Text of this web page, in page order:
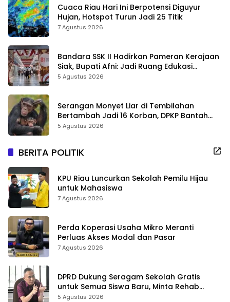
Cuaca Riau Hari Ini Berpotensi Diguyur
Hujan, Hotspot Turun Jadi 25 Titik
7 Agustus 2026
Bandara SSK II Hadirkan Pameran Kerajaan
Siak, Bupati Afni: Jadi Ruang Edukasi
Sejarah Riau
5 Agustus 2026
Serangan Monyet Liar di Tembilahan
Bertambah Jadi 16 Korban, DPKP Bantah
Video Gerombolan Viral
5 Agustus 2026
BERITA POLITIK
KPU Riau Luncurkan Sekolah Pemilu Hijau
untuk Mahasiswa
7 Agustus 2026
Perda Koperasi Usaha Mikro Meranti
Perluas Akses Modal dan Pasar
7 Agustus 2026
DPRD Dukung Seragam Sekolah Gratis
untuk Semua Siswa Baru, Minta Rehab
Sekolah Jangan Dikurangi
5 Agustus 2026